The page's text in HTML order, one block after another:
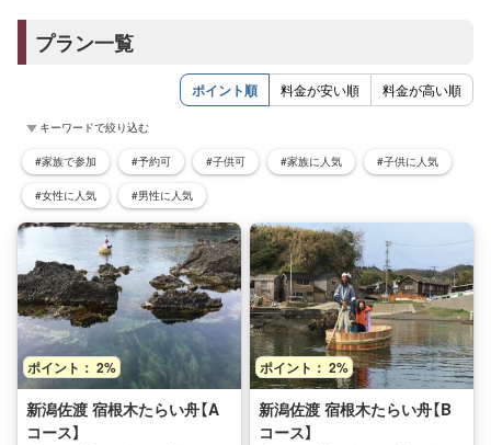
プラン一覧
ポイント順 料金が安い順 料金が高い順
キーワードで絞り込む
#家族で参加 #予約可 #子供可 #家族に人気 #子供に人気
#女性に人気 #男性に人気
ポイント： 2%
新潟佐渡 宿根木たらい舟【A
コース】
ポイント： 2%
新潟佐渡 宿根木たらい舟【B
コース】